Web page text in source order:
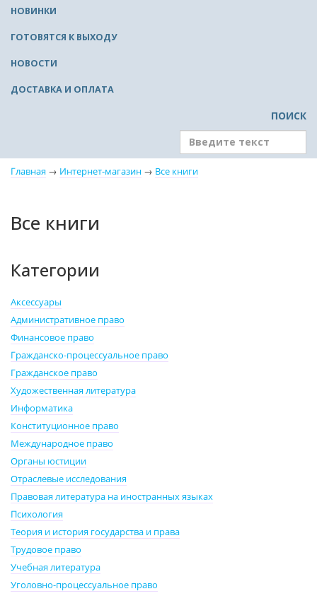
НОВИНКИ
ГОТОВЯТСЯ К ВЫХОДУ
НОВОСТИ
ДОСТАВКА И ОПЛАТА
ПОИСК
Главная → Интернет-магазин → Все книги
Все книги
Категории
Аксессуары
Административное право
Финансовое право
Гражданско-процессуальное право
Гражданское право
Художественная литература
Информатика
Конституционное право
Международное право
Органы юстиции
Отраслевые исследования
Правовая литература на иностранных языках
Психология
Теория и история государства и права
Трудовое право
Учебная литература
Уголовно-процессуальное право